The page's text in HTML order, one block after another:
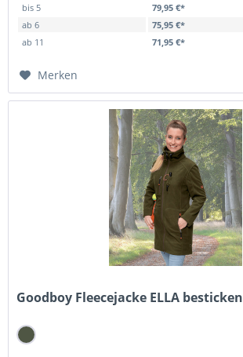
bis 5
79,95 €*
ab 6
75,95 €*
ab 11 71,95 €*
Merken
Goodboy Fleecejacke ELLA besticken